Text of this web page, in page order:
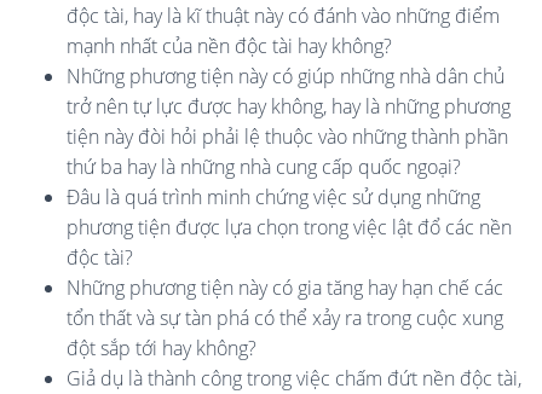
độc tài, hay là kĩ thuật này có đánh vào những điểm
mạnh nhất của nền độc tài hay không?
Những phương tiện này có giúp những nhà dân chủ
trở nên tự lực được hay không, hay là những phương
tiện này đòi hỏi phải lệ thuộc vào những thành phần
thứ ba hay là những nhà cung cấp quốc ngoại?
Đâu là quá trình minh chứng việc sử dụng những
phương tiện được lựa chọn trong việc lật đổ các nền
độc tài?
Những phương tiện này có gia tăng hay hạn chế các
tổn thất và sự tàn phá có thể xảy ra trong cuộc xung
đột sắp tới hay không?
Giả dụ là thành công trong việc chấm đứt nền độc tài,